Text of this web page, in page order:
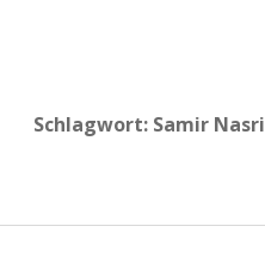
Schlagwort: Samir Nasri